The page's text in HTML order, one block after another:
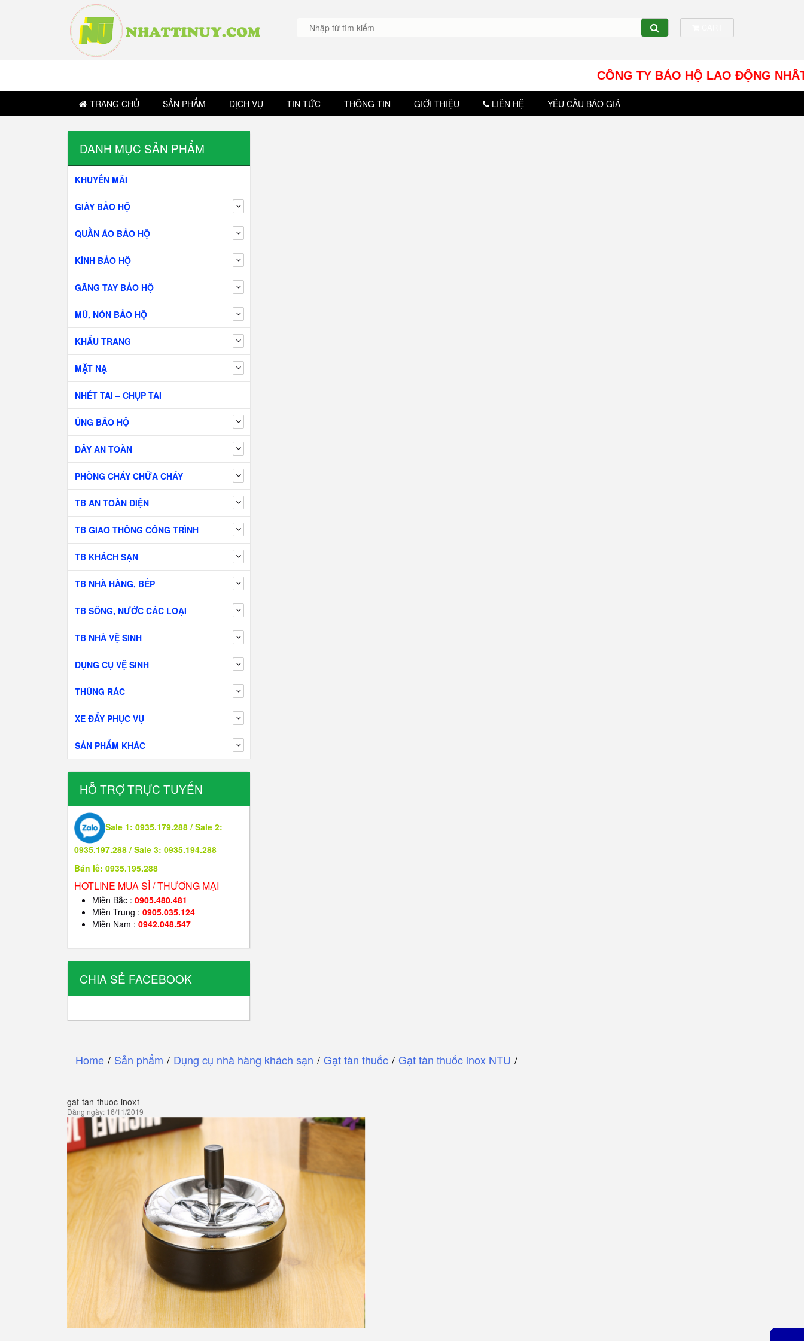
CÔNG TY BẢO HỘ LAO ĐỘNG NHÂT
TRANG CHỦ SẢN PHẨM DỊCH VỤ TIN TỨC THÔNG TIN GIỚI THIỆU LIÊN HỆ YÊU CẦU BÁO GIÁ
DANH MỤC SẢN PHẨM
KHUYẾN MÃI
GIÀY BẢO HỘ
QUẦN ÁO BẢO HỘ
KÍNH BẢO HỘ
GĂNG TAY BẢO HỘ
MŨ, NÓN BẢO HỘ
KHẨU TRANG
MẶT NẠ
NHÉT TAI – CHỤP TAI
ỦNG BẢO HỘ
DÂY AN TOÀN
PHÒNG CHÁY CHỮA CHÁY
TB AN TOÀN ĐIỆN
TB GIAO THÔNG CÔNG TRÌNH
TB KHÁCH SẠN
TB NHÀ HÀNG, BẾP
TB SÔNG, NƯỚC CÁC LOẠI
TB NHÀ VỆ SINH
DỤNG CỤ VỆ SINH
THÙNG RÁC
XE ĐẨY PHỤC VỤ
SẢN PHẨM KHÁC
HỖ TRỢ TRỰC TUYẾN
Sale 1: 0935.179.288 / Sale 2:
0935.197.288 / Sale 3: 0935.194.288
Bán lẻ: 0935.195.288
HOTLINE MUA SỈ / THƯƠNG MẠI
Miền Bắc : 0905.480.481
Miền Trung : 0905.035.124
Miền Nam : 0942.048.547
CHIA SẺ FACEBOOK
Home / Sản phẩm / Dụng cụ nhà hàng khách sạn / Gạt tàn thuốc / Gạt tàn thuốc inox NTU /
gat-tan-thuoc-inox1
Đăng ngày: 16/11/2019